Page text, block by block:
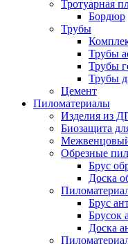
Тротуарная
Бордюр
Трубы
Трубы
Трубы
Трубы
Цемент
Пиломатериалы
Изделия из
Биозащита
Обрезные
Брус
Доска
Брус
Брусок
Доска